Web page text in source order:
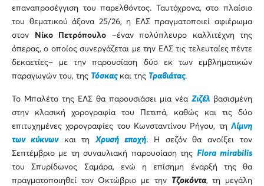
επαναπροσέγγιση του παρελθόντος. Ταυτόχρονα, στο πλαίσιο
του θεματικού άξονα 25/26, η ΕΛΣ πραγματοποιεί αφιέρωμα
στον
Νίκο Πετρόπουλο –έναν πολύπλευρο καλλιτέχνη της
όπερας, ο οποίος συνεργάζεται με την ΕΛΣ τις τελευταίες πέντε
δεκαετίες– με την παρουσίαση δύο εκ των εμβληματικών
παραγωγών του, της Τόσκαςκαι της Τραβιάτας.
Το Μπαλέτο της ΕΛΣ θα παρουσιάσει μια νέα Ζιζέλ βασισμένη
στην κλασική χορογραφία του Πετιπά, καθώς και τις δύο
επιτυχημένες χορογραφίες του Κωνσταντίνου Ρήγου, τη Λίμνη
των κύκνωνκαι τηΧρυσή εποχή. Η σεζόν θα ανοίξει τον
Σεπτέμβριο με τη συναυλιακή παρουσίαση της Flora mirabilis
του Σπυρίδωνος Σαμάρα, ενώ η επίσημη έναρξή της θα
πραγματοποιηθεί τον Οκτώβριο με την
Τζοκόντα, τη μεγάλη